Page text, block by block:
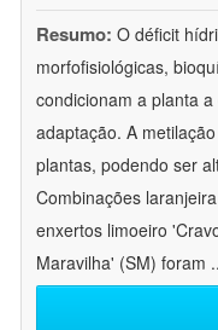
Resumo: O déficit
morfofisiológicas,
condicionam a planta
adaptação. A
plantas, podendo ser
Combinações
enxertos limoeiro
Maravilha' (SM) foram